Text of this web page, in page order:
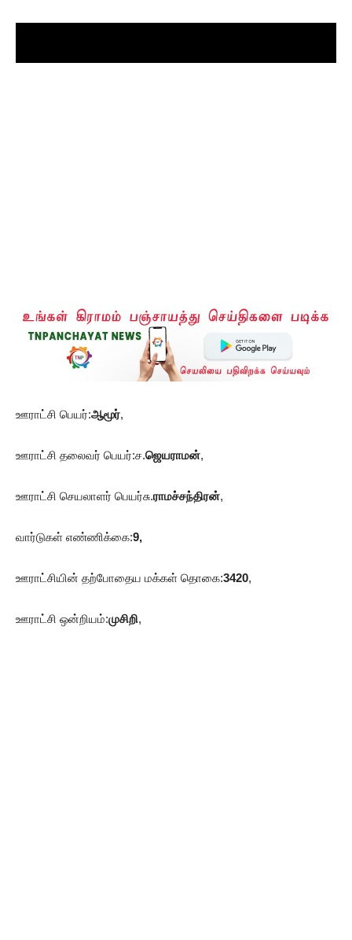
ஊராட்சி பெயர்:ஆமூர்,
ஊராட்சி தலைவர் பெயர்:ச.ஜெயராமன்,
ஊராட்சி செயலாளர் பெயர்சு.ராமச்சந்திரன்,
வார்டுகள் எண்ணிக்கை:9,
ஊராட்சியின் தற்போதைய மக்கள் தொகை:3420,
ஊராட்சி ஒன்றியம்:முசிறி,